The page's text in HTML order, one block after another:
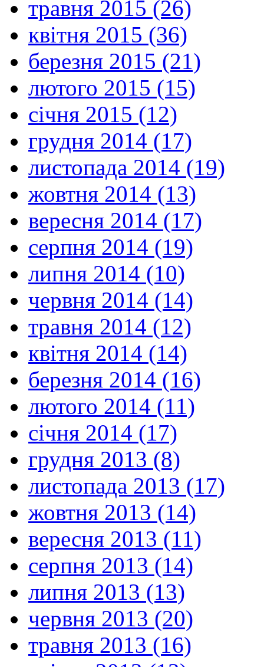
травня 2015 (26)
квітня 2015 (36)
березня 2015 (21)
лютого 2015 (15)
січня 2015 (12)
грудня 2014 (17)
листопада 2014 (19)
жовтня 2014 (13)
вересня 2014 (17)
серпня 2014 (19)
липня 2014 (10)
червня 2014 (14)
травня 2014 (12)
квітня 2014 (14)
березня 2014 (16)
лютого 2014 (11)
січня 2014 (17)
грудня 2013 (8)
листопада 2013 (17)
жовтня 2013 (14)
вересня 2013 (11)
серпня 2013 (14)
липня 2013 (13)
червня 2013 (20)
травня 2013 (16)